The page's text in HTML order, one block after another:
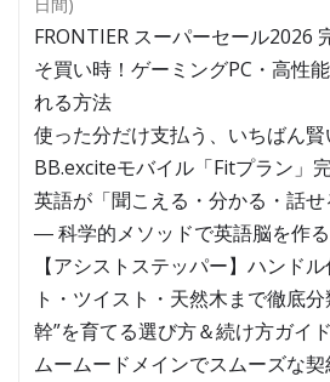
FRONTIER スーパーセール2026
そ買い時！ゲーミングPC・高性
れる方法
使った分だけ支払う、いちばん賢
BB.exciteモバイル「Fitプラン」
英語が「聞こえる・分かる・話
― 科学的メソッドで英語脳を作
【アシストステッパー】ハンド
ト・ツイスト・天然木まで徹底
幹”を育てる選び方＆続け方ガイド
ムームードメインでスムーズな